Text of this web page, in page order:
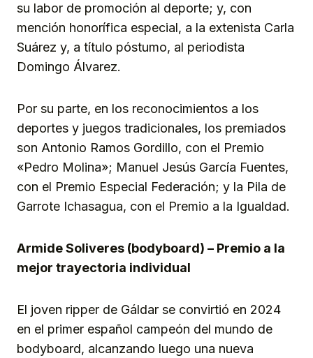
su labor de promoción al deporte; y, con
mención honorífica especial, a la extenista Carla
Suárez y, a título póstumo, al periodista
Domingo Álvarez.
Por su parte, en los reconocimientos a los
deportes y juegos tradicionales, los premiados
son Antonio Ramos Gordillo, con el Premio
«Pedro Molina»; Manuel Jesús García Fuentes,
con el Premio Especial Federación; y la Pila de
Garrote Ichasagua, con el Premio a la Igualdad.
Armide Soliveres (bodyboard) – Premio a la
mejor trayectoria individual
El joven ripper de Gáldar se convirtió en 2024
en el primer español campeón del mundo de
bodyboard, alcanzando luego una nueva